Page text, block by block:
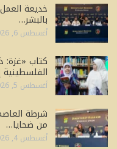
خديعة
بالبشر…
أغسطس 6, 2026
كتاب «غزة:
أغسطس 5, 2026
شرطة
من ضحايا…
أغسطس 4, 2026